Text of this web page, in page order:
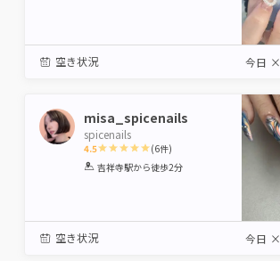
空き状況 今日 ×
misa_spicenails
spicenails
4.5
1 2 3 4 5
(6件)
吉祥寺駅から徒歩2分
空き状況 今日 ×